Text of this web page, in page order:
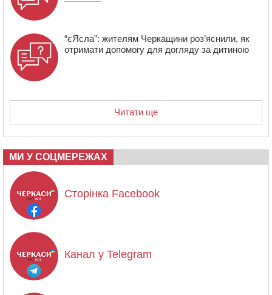
“єЯсла”: жителям Черкащини роз’яснили, як
отримати допомогу для догляду за дитиною
Читати ще
МИ У СОЦМЕРЕЖАХ
Сторінка Facebook
Канал у Telegram